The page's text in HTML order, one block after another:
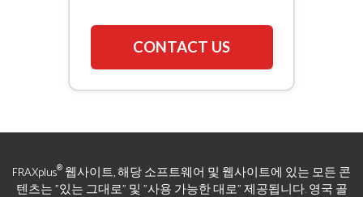
CONTACT US
FRAXplus® 웹사이트, 해당 소프트웨어 및 웹사이트에 있는 모든 콘
텐츠는 "있는 그대로" 및 "사용 가능한 대로" 제공됩니다. 영국 골